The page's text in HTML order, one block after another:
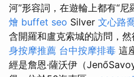
河”形容詞，在遊輪上都有“尼
燴 buffet seo Silver 文心路
含開羅和盧克索城的訪問，然
身按摩推薦 台中按摩排毒 這
經是詹恩·薩沃伊（